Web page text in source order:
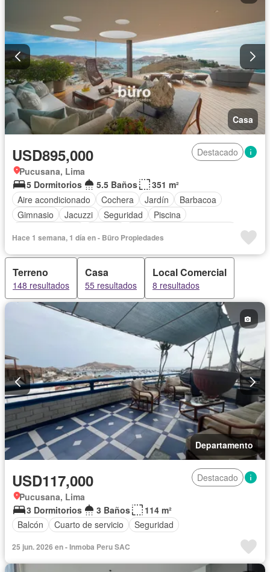
Cocina equipada
Calefacción
Cocina integral
Bodega
Tanque de agua
Permite mascotas
Permite niños
Parcialmente amoblado
Casa
USD895,000
Destacado
Pucusana, Lima
5 Dormitorios
5.5 Baños
351 m²
Aire acondicionado
Cochera Jardín
Barbacoa
Gimnasio
Jacuzzi Seguridad
Piscina
Hace 1 semana, 1 día en - Büro Propiedades
Terreno
148 resultados
Casa
55 resultados
Local Comercial
8 resultados
Departamento
USD117,000
Destacado
Pucusana, Lima
3 Dormitorios
3 Baños
114 m²
Balcón
Cuarto de servicio Seguridad
25 jun. 2026 en - Inmoba Peru SAC